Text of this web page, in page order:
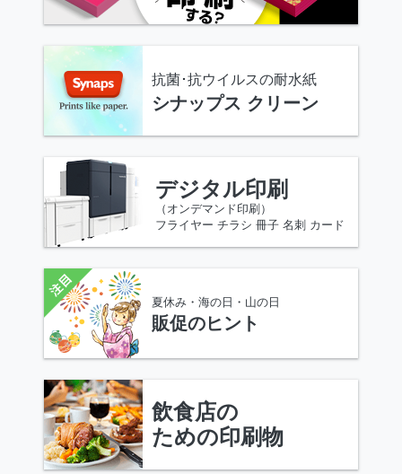
抗菌･抗ウイルスの耐水紙
シナップス クリーン
デジタル印刷
（オンデマンド印刷）
フライヤー チラシ 冊子 名刺 カード
夏休み・海の日・山の日
販促のヒント
飲食店の
ための印刷物